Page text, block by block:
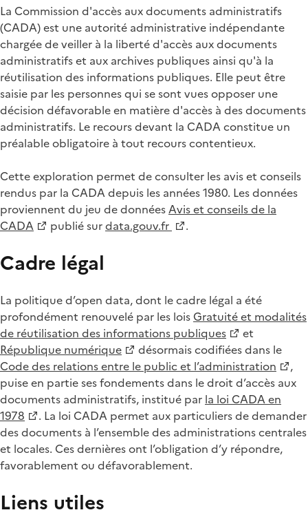
La Commission d'accès aux documents administratifs
(CADA) est une autorité administrative indépendante
chargée de veiller à la liberté d'accès aux documents
administratifs et aux archives publiques ainsi qu'à la
réutilisation des informations publiques. Elle peut être
saisie par les personnes qui se sont vues opposer une
décision défavorable en matière d'accès à des documents
administratifs. Le recours devant la CADA constitue un
préalable obligatoire à tout recours contentieux.
Cette exploration permet de consulter les avis et conseils
rendus par la CADA depuis les années 1980. Les données
proviennent du jeu de donnéesAvis et conseils de la
CADA
publié surdata.gouv.fr .
Cadre légal
La politique d’open data, dont le cadre légal a été
profondément renouvelé par les loisGratuité et modalités
de réutilisation des informations publiques
et
République numérique
désormais codifiées dans le
Code des relations entre le public et l’administration
,
puise en partie ses fondements dans le droit d’accès aux
documents administratifs, institué par la loi CADA en
1978
. La loi CADA permet aux particuliers de demander
des documents à l’ensemble des administrations centrales
et locales. Ces dernières ont l’obligation d’y répondre,
favorablement ou défavorablement.
Liens utiles